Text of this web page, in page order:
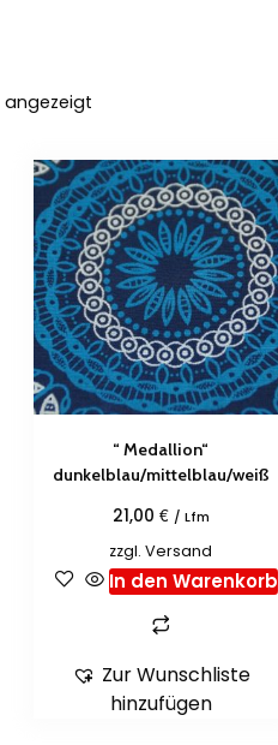
angezeigt
“ Medallion“
dunkelblau/mittelblau/weiß
21,00 € / Lfm
zzgl.Versand
In den Warenkorb
Zur Wunschliste
hinzufügen